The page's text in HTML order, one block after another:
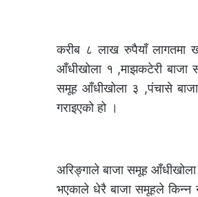
करीब ८ लाख रुपैयाँ लागतमा
आँधीखोला १ ,माझकटेरी बाजा
समूह आँधीखोला ३ ,पंचासे
गराइएको हो ।
अरिङ्गाले बाजा समूह आँधीखोला
भएकाले धेरै बाजा समूहले किन्न